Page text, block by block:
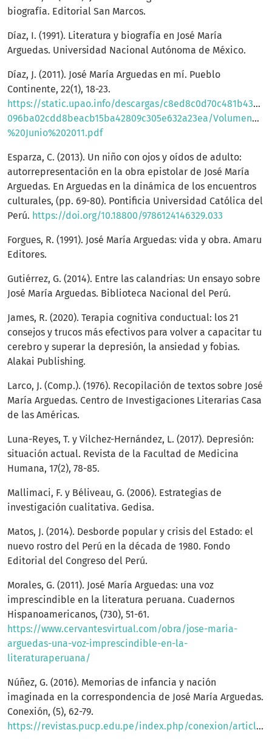
biografía. Editorial San Marcos.
Díaz, I. (1991). Literatura y biografía en José María
Arguedas. Universidad Nacional Autónoma de México.
Díaz, J. (2011). José María Arguedas en mí. Pueblo
Continente, 22(1), 18-23.
https://static.upao.info/descargas/
096ba02cdd8beacb15ba42809c305e632a23ea/
%20Junio%202011.pdf
Esparza, C. (2013). Un niño con ojos y oídos de adulto:
autorrepresentación en la obra epistolar de José María
Arguedas. En Arguedas en la dinámica de los encuentros
culturales, (pp. 69-80). Pontificia Universidad Católica del
Perú. https://doi.org/10.18800/9786124146329.033
Forgues, R. (1991). José María Arguedas: vida y obra. Amaru
Editores.
Gutiérrez, G. (2014). Entre las calandrias: Un ensayo sobre
José María Arguedas. Biblioteca Nacional del Perú.
James, R. (2020). Terapia cognitiva conductual: los 21
consejos y trucos más efectivos para volver a capacitar tu
cerebro y superar la depresión, la ansiedad y fobias.
Alakai Publishing.
Larco, J. (Comp.). (1976). Recopilación de textos sobre José
María Arguedas. Centro de Investigaciones Literarias Casa
de las Américas.
Luna-Reyes, T. y Vilchez-Hernández, L. (2017). Depresión:
situación actual. Revista de la Facultad de Medicina
Humana, 17(2), 78-85.
Mallimaci, F. y Béliveau, G. (2006). Estrategias de
investigación cualitativa. Gedisa.
Matos, J. (2014). Desborde popular y crisis del Estado: el
nuevo rostro del Perú en la década de 1980. Fondo
Editorial del Congreso del Perú.
Morales, G. (2011). José María Arguedas: una voz
imprescindible en la literatura peruana. Cuadernos
Hispanoamericanos, (730), 51-61.
https://www.cervantesvirtual.com/obra/jose-maria-
arguedas-una-voz-imprescindible-en-la-
literaturaperuana/
Núñez, G. (2016). Memorias de infancia y nación
imaginada en la correspondencia de José María Arguedas.
Conexión, (5), 62-79.
https://revistas.pucp.edu.pe/index.php/conexion/article/view/14988